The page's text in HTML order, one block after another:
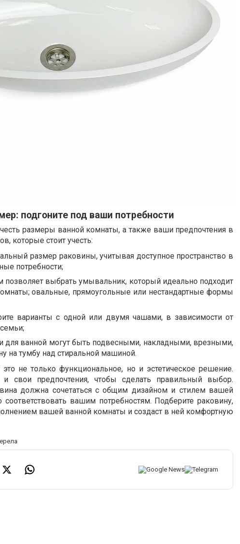
подгоните под ваши потребности
размеры ванной комнаты, а также ваши предпочтения в
которые стоит учесть:
размер раковины, учитывая доступное пространство в
потребности;
выбрать умывальник, который идеально подходит
овальные, прямоугольные или нестандартные формы
варианты с одной или двумя чашами, в зависимости от
для ванной могут быть подвесными, накладными, врезными,
на тумбу над стиральной машиной.
не только функциональное, но и эстетическое решение.
свои предпочтения, чтобы сделать правильный выбор.
должна сочетаться с общим дизайном и стилем вашей
вашим потребностям. Подберите раковину,
вашей ванной комнаты и создаст в ней комфортную